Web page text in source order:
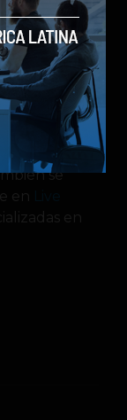
pueden
se
en
en